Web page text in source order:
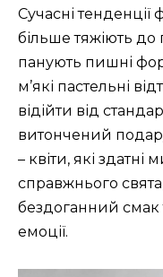
Сучасні
більше тяжіють до
панують пишні
м’які пастельні
відійти від
витончений
– квіти, які
справжнього
бездоганний смак
емоції.